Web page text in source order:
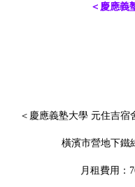
＜慶應義
＜慶應義塾大學 元住吉宿
橫濱市營地下鐵
月租費用：